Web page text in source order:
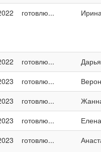
готовлю...
готовлю...
Дарья
готовлю...
готовлю...
готовлю...
готовлю...